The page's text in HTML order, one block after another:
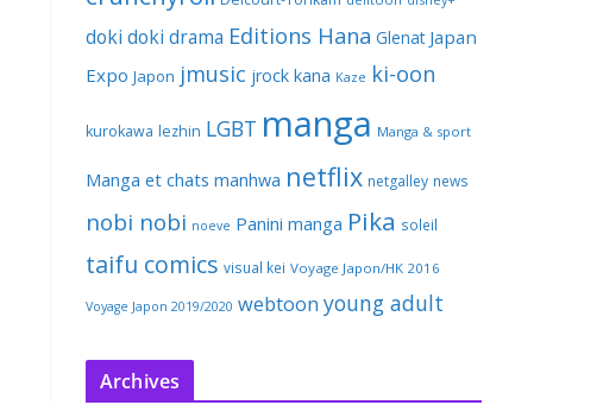
doki doki drama Editions Hana Glenat Japan
Expo Japon jmusic jrock kana Kaze ki-oon
kurokawa lezhin LGBT manga Manga & sport
Manga et chats manhwa netflix netgalley news
nobi nobi noeve Panini manga Pika soleil
taifu comics visual kei Voyage Japon/HK 2016
Voyage Japon 2019/2020 webtoon young adult
Archives